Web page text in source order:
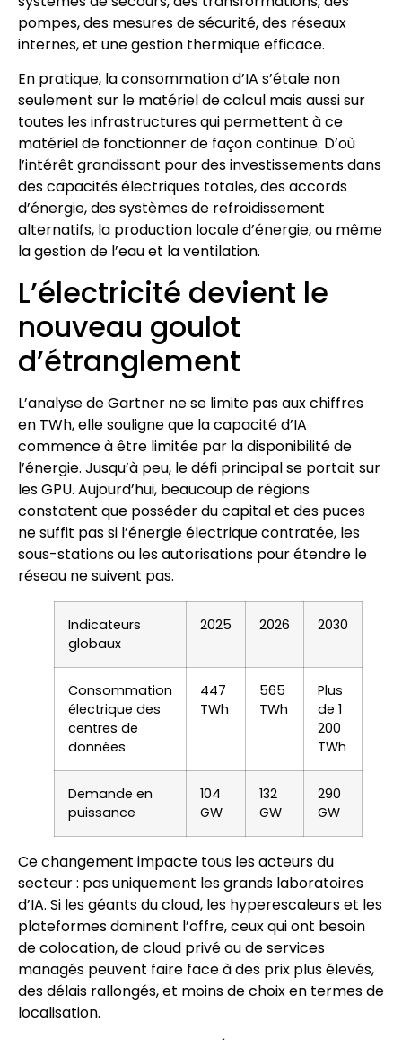
pompes, des mesures de sécurité, des réseaux
internes, et une gestion thermique efficace.
En pratique, la consommation d’IA s’étale non
seulement sur le matériel de calcul mais aussi sur
toutes les infrastructures qui permettent à ce
matériel de fonctionner de façon continue. D’où
l’intérêt grandissant pour des investissements dans
des capacités électriques totales, des accords
d’énergie, des systèmes de refroidissement
alternatifs, la production locale d’énergie, ou même
la gestion de l’eau et la ventilation.
L’électricité devient le
nouveau goulot
d’étranglement
L’analyse de Gartner ne se limite pas aux chiffres
en TWh, elle souligne que la capacité d’IA
commence à être limitée par la disponibilité de
l’énergie. Jusqu’à peu, le défi principal se portait sur
les GPU. Aujourd’hui, beaucoup de régions
constatent que posséder du capital et des puces
ne suffit pas si l’énergie électrique contratée, les
sous-stations ou les autorisations pour étendre le
réseau ne suivent pas.
Indicateurs
globaux
2025 2026 2030
Consommation
électrique des
centres de
données
447
TWh
565
TWh
Plus
de 1
200
TWh
Demande en
puissance
104
GW
132
GW
290
GW
Ce changement impacte tous les acteurs du
secteur : pas uniquement les grands laboratoires
d’IA. Si les géants du cloud, les hyperescaleurs et les
plateformes dominent l’offre, ceux qui ont besoin
de colocation, de cloud privé ou de services
managés peuvent faire face à des prix plus élevés,
des délais rallongés, et moins de choix en termes de
localisation.